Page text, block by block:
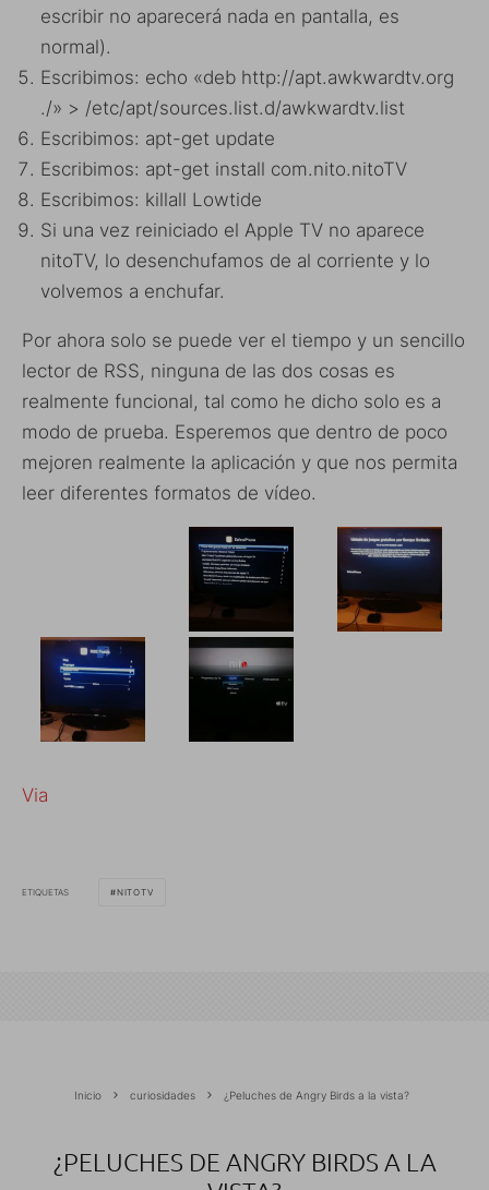
escribir no aparecerá nada en pantalla, es
normal).
Escribimos: echo «deb http://apt.awkwardtv.org
./» > /etc/apt/sources.list.d/awkwardtv.list
Escribimos: apt-get update
Escribimos: apt-get install com.nito.nitoTV
Escribimos: killall Lowtide
Si una vez reiniciado el Apple TV no aparece
nitoTV, lo desenchufamos de al corriente y lo
volvemos a enchufar.
Por ahora solo se puede ver el tiempo y un sencillo
lector de RSS, ninguna de las dos cosas es
realmente funcional, tal como he dicho solo es a
modo de prueba. Esperemos que dentro de poco
mejoren realmente la aplicación y que nos permita
leer diferentes formatos de vídeo.
Via
ETIQUETAS NITOTV
Inicio curiosidades ¿Peluches de Angry Birds a la vista?
¿PELUCHES DE ANGRY BIRDS A LA